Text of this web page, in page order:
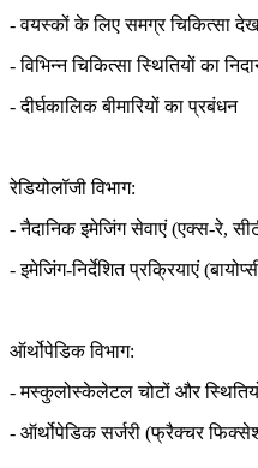
- वयस्कों के लिए समग्र चिकित्सा
- विभिन्न चिकित्सा स्थितियों का
- दीर्घकालिक बीमारियों का प्रबंधन
रेडियोलॉजी विभाग:
- नैदानिक इमेजिंग सेवाएं (एक्स-रे,
- इमेजिंग-निर्देशित प्रक्रियाएं
ऑर्थोपेडिक विभाग:
- मस्कुलोस्केलेटल चोटों और
- ऑर्थोपेडिक सर्जरी (फ्रैक्चर